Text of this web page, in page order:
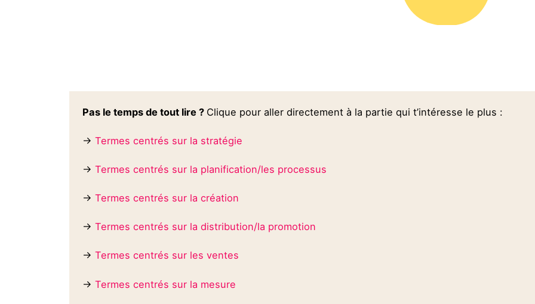
Pas le temps de tout lire ? Clique pour aller directement à la partie qui t’intéresse le plus :
→Termes centrés sur la stratégie
→Termes centrés sur la planification/les processus
→Termes centrés sur la création
→Termes centrés sur la distribution/la promotion
→Termes centrés sur les ventes
→Termes centrés sur la mesure